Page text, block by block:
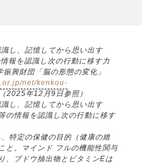
し、記憶してから思い出す
報を認識し次の行動に移す力
興財団「脳の形態の変化」
net/kenkou-
（2025年12月9日参照）
し、記憶してから思い出す
の情報を認識し次の行動に移す
特定の保健の目的（健康の維
と。マインド フルの機能性関与
、ブドウ抽出物とビタミンEは